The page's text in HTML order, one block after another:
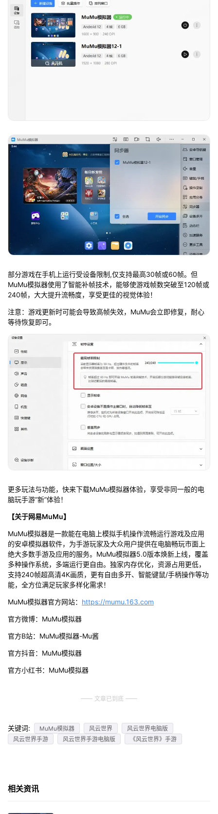
部分游戏在手机上运行受设备限制,仅支持最高30帧或60帧。但
MuMu模拟器使用了智能补帧技术，能够使游戏帧数突破至120帧或
240帧，大大提升流畅度，享受更佳的视觉体验！
注意：游戏更新时可能会导致高帧失效，MuMu会立即修复，耐心
等待恢复即可。
更多玩法与功能，快来下载MuMu模拟器体验，享受非同一般的电
脑玩手游“新”体验！
【关于网易MuMu】
MuMu模拟器是一款能在电脑上模拟手机操作流畅运行游戏及应用
的安卓模拟器软件，为手游玩家及大众用户提供在电脑畅玩市面上
绝大多数手游及应用的服务。MuMu模拟器5.0版本焕新上线，覆盖
多种操作系统，多端运行更自由。独家内存优化，资源占用更低，
支持240帧超高清4K画质，更有自由多开、智能键鼠/手柄操作等功
能，全方位满足玩家多样化需求！
MuMu模拟器官方网站： https://mumu.163.com
官方微博：MuMu模拟器
官方B站：MuMu模拟器-Mu酱
官方抖音：MuMu模拟器
官方小红书：MuMu模拟器
文章已到底
关键词: MuMu模拟器 风云世界
风云世界电脑版
风云世界手游
风云世界手游电脑版 《风云世界》手游
相关资讯